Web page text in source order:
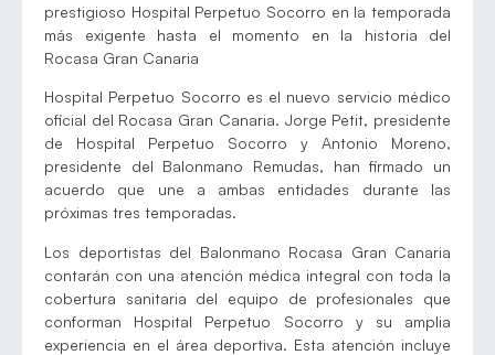
prestigioso Hospital Perpetuo Socorro en la temporada
más exigente hasta el momento en la historia del
Rocasa Gran Canaria
Hospital Perpetuo Socorro es el nuevo servicio médico
oficial del Rocasa Gran Canaria. Jorge Petit, presidente
de Hospital Perpetuo Socorro y Antonio Moreno,
presidente del Balonmano Remudas, han firmado un
acuerdo que une a ambas entidades durante las
próximas tres temporadas.
Los deportistas del Balonmano Rocasa Gran Canaria
contarán con una atención médica integral con toda la
cobertura sanitaria del equipo de profesionales que
conforman Hospital Perpetuo Socorro y su amplia
experiencia en el área deportiva. Esta atención incluye